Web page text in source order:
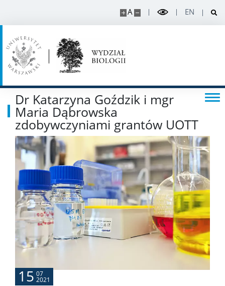
A EN
NAUKA
Publikacje i patenty
Nagrody i wyróżnienia
Konferencje
Stopnie i tytuły
Rada Naukowa Dyscypliny
Dr Katarzyna Goździk i mgr
Maria Dąbrowska
zdobywczyniami grantów UOTT
15 07
2021